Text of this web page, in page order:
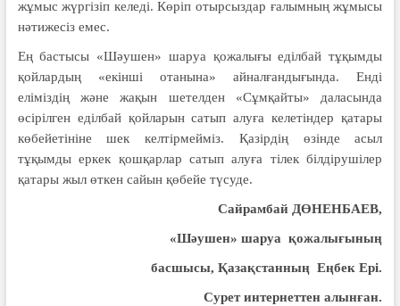
жұмыс жүргізіп келеді. Көріп отырсыздар ғалымның жұмысы
нәтижесіз емес.
Ең бастысы «Шәушен» шаруа қожалығы еділбай тұқымды
қойлардың «екінші отанына» айналғандығында. Енді
еліміздің және жақын шетелден «Сұмқайты» даласында
өсірілген еділбай қойларын сатып алуға келетіндер қатары
көбейетініне шек келтірмейміз. Қазірдің өзінде асыл
тұқымды еркек қошқарлар сатып алуға тілек білдірушілер
қатары жыл өткен сайын қөбейе түсуде.
Cайрамбай ДӨНЕНБАЕВ,
«Шәушен» шаруақожалығының
басшысы, ҚазақстанныңЕңбек Ері.
Сурет интернеттен алынған.